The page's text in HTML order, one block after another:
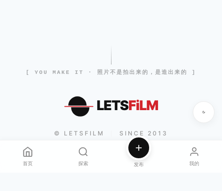
[ YOU MAKE IT · 照片不是拍出来的，是造出来的 ]
LETSFiLM
© LETSFILM SINCE 2013
首页 探索 发布 我的